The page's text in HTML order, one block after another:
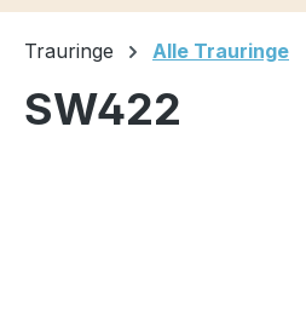
Trauringe Alle Trauringe
SW422